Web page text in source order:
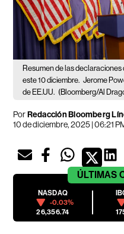
Resumen de las declaraciones
este 10 diciembre. Jerome
de EE.UU. (Bloomberg/Al
PorRedacción Bloomberg
10 de diciembre, 2025 | 06:21
ÚLTIMAS
NASDAQ
-0.03%
26,356.74